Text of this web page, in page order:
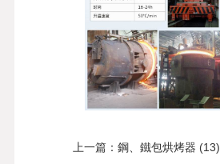
上一篇：鋼、鐵包烘烤器 (13)